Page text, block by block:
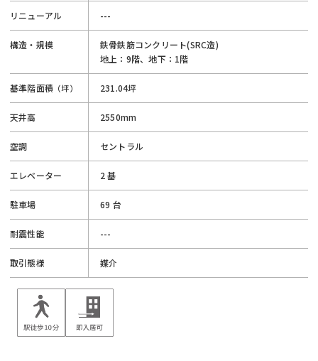
リニューアル ---
構造・規模
鉄骨鉄筋コンクリート(SRC造)
地上：9階、地下：1階
基準階面積 （坪） 231.04坪
天井高 2550mm
空調 セントラル
エレベーター 2 基
駐車場 69 台
耐震性能 ---
取引態様 媒介